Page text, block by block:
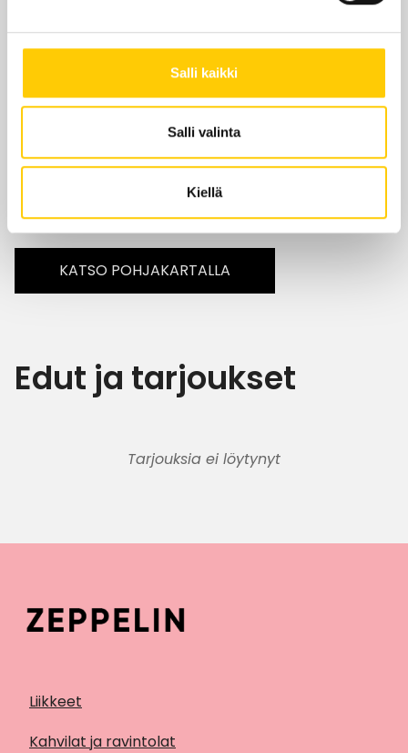
Salli kaikki
Salli valinta
Kiellä
010 327 2040
Sijainti kauppakeskuksessa
KRS 1
KATSO POHJAKARTALLA
Edut ja tarjoukset
Tarjouksia ei löytynyt
Liikkeet
Kahvilat ja ravintolat